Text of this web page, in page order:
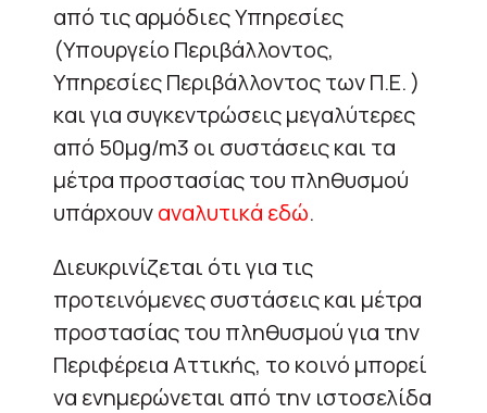
από τις αρμόδιες Υπηρεσίες
(Υπουργείο Περιβάλλοντος,
Υπηρεσίες Περιβάλλοντος των Π.Ε. )
και για συγκεντρώσεις μεγαλύτερες
από 50μg/m3 οι συστάσεις και τα
μέτρα προστασίας του πληθυσμού
υπάρχουναναλυτικά εδώ.
Διευκρινίζεται ότι για τις
προτεινόμενες συστάσεις και μέτρα
προστασίας του πληθυσμού για την
Περιφέρεια Αττικής, το κοινό μπορεί
να ενημερώνεται από την ιστοσελίδα